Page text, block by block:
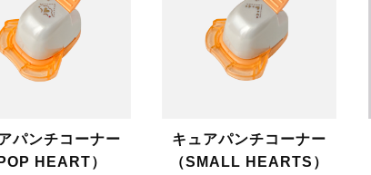
パンチコーナー
HEART）
キュアパンチコーナー
（SMALL HEARTS）